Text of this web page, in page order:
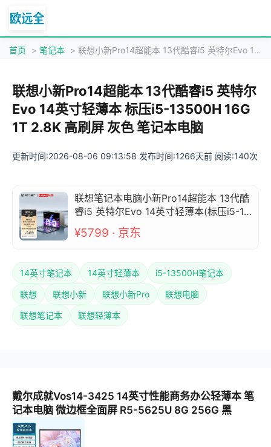
首页 > 笔记本 > 联想小新Pro14超能本 13代酷睿i5 英特尔Evo 14英寸轻薄本 标压i5-13500H 16G 1T 2.8K 高刷屏 灰色 笔记本电脑
联想小新Pro14超能本 13代酷睿i5 英特尔
Evo 14英寸轻薄本 标压i5-13500H 16G
1T 2.8K 高刷屏 灰色 笔记本电脑
更新时间:2026-08-06 09:13:58 发布时间:1266天前 阅读:140次
联想笔记本电脑小新Pro14超能本 13代酷
睿i5 英特尔Evo 14英寸轻薄本(标压i5-13
500H 16G 1T 2.8K 高刷屏)灰
¥5799 · 京东
14英寸笔记本 14英寸轻薄本 i5-13500H笔记本
联想 联想小新 联想小新Pro 联想电脑
联想笔记本 联想轻薄本
戴尔成就Vos14-3425 14英寸性能商务办公轻薄本 笔
记本电脑 微边框全面屏 R5-5625U 8G 256G 黑